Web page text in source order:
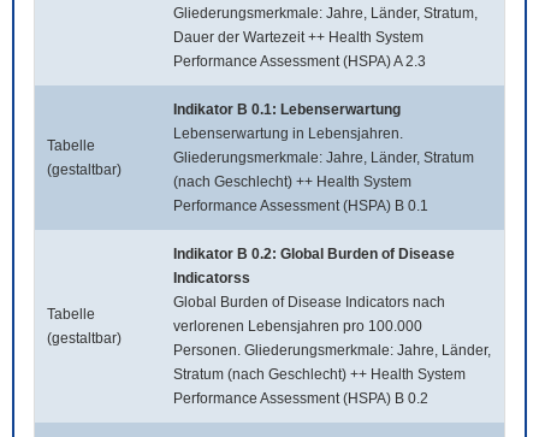
Gliederungsmerkmale: Jahre, Länder, Stratum,
Dauer der Wartezeit ++ Health System
Performance Assessment (HSPA) A 2.3
Tabelle
(gestaltbar)
Indikator B 0.1: Lebenserwartung
Lebenserwartung in Lebensjahren.
Gliederungsmerkmale: Jahre, Länder, Stratum
(nach Geschlecht) ++ Health System
Performance Assessment (HSPA) B 0.1
Tabelle
(gestaltbar)
Indikator B 0.2: Global Burden of Disease
Indicatorss
Global Burden of Disease Indicators nach
verlorenen Lebensjahren pro 100.000
Personen. Gliederungsmerkmale: Jahre, Länder,
Stratum (nach Geschlecht) ++ Health System
Performance Assessment (HSPA) B 0.2